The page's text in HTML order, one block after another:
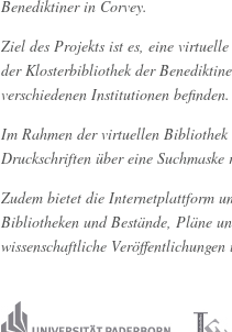
Benediktiner in Corvey.
Ziel des Projekts ist es, eine
der Klosterbibliothek der
verschiedenen Institutionen befinden.
Im Rahmen der virtuellen Bibliothek
Druckschriften über eine Suchmaske
Zudem bietet die Internetplattform
Bibliotheken und Bestände, Pläne
wissenschaftliche Veröffentlichungen